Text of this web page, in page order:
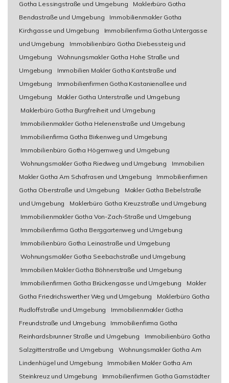
Gotha Lessingstraße und Umgebung
Maklerbüro Gotha
Bendastraße und Umgebung
Immobilienmakler Gotha
Kirchgasse und Umgebung
Immobilienfirma Gotha Untergasse
und Umgebung
Immobilienbüro Gotha Diebessteig und
Umgebung
Wohnungsmakler Gotha Hohe Straße und
Umgebung
Immobilien Makler Gotha Kantstraße und
Umgebung
Immobilienfirmen Gotha Kastanienallee und
Umgebung
Makler Gotha Unterstraße und Umgebung
Maklerbüro Gotha Burgfreiheit und Umgebung
Immobilienmakler Gotha Helenenstraße und Umgebung
Immobilienfirma Gotha Birkenweg und Umgebung
Immobilienbüro Gotha Högernweg und Umgebung
Wohnungsmakler Gotha Riedweg und Umgebung
Immobilien
Makler Gotha Am Schafrasen und Umgebung
Immobilienfirmen
Gotha Oberstraße und Umgebung
Makler Gotha Bebelstraße
und Umgebung
Maklerbüro Gotha Kreuzstraße und Umgebung
Immobilienmakler Gotha Von-Zach-Straße und Umgebung
Immobilienfirma Gotha Berggartenweg und Umgebung
Immobilienbüro Gotha Leinastraße und Umgebung
Wohnungsmakler Gotha Seebachstraße und Umgebung
Immobilien Makler Gotha Böhnerstraße und Umgebung
Immobilienfirmen Gotha Brückengasse und Umgebung
Makler
Gotha Friedrichswerther Weg und Umgebung
Maklerbüro Gotha
Rudloffstraße und Umgebung
Immobilienmakler Gotha
Freundstraße und Umgebung
Immobilienfirma Gotha
Reinhardsbrunner Straße und Umgebung
Immobilienbüro Gotha
Salzgitterstraße und Umgebung
Wohnungsmakler Gotha Am
Lindenhügel und Umgebung
Immobilien Makler Gotha Am
Steinkreuz und Umgebung
Immobilienfirmen Gotha Gamstädter